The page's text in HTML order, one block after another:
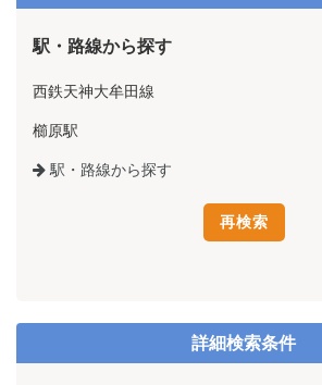
駅・路線から探す
西鉄天神大牟田線
櫛原駅
駅・路線から探す
詳細検索条件